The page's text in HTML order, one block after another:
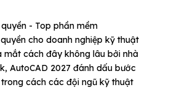
- Top phần mềm
cho doanh nghiệp kỹ thuật
mắt cách đây không lâu bởi nhà
AutoCAD 2027 đánh dấu bước
cách các đội ngũ kỹ thuật